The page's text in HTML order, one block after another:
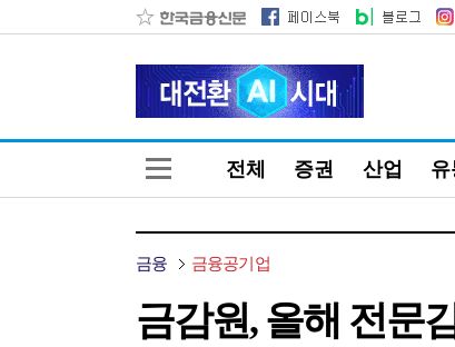
전체 증권 산업 유
금융 금융공기업
금감원, 올해 전문